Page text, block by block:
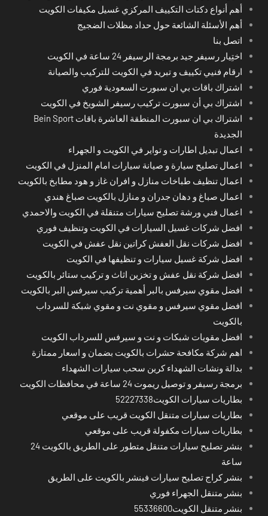
أهم أنواع دكتات التكييف المركزي غسيل مكيفات الكويت
أهم الأسئلة الشائعة حول حداد مظلات الضجيج
اتصل بنا
اختِيار رسيفر جيد برمجة الرسيفر 24 ساعة في الكويت
ارقام فنيي تكييف و تبريد في الكويت للتركيب والصيانة
اشتراك باقات بي ان سبورت السعودية فوري
اشتراك بي أن سبورت تركيب رسيفر الشويخ في الكويت
اشتراك بي ان سبورت المنطقة العاشرة باقات Bein Sport
الجديدة
اعمال تبديل اطارات و تواير في الكويت و الجهراء
اعمال تصليح سيارة و صيانة سيارات امام المنزل في الكويت
اعمال تنظيف طباخات منازل و افران غاز و هود مطابخ بالكويت
اعمال صباغ و دهان جدران و منازل بالكويت صباغ هندي
اعمال فني ورشة تصليح سيارات متنقلة في الكويت والاحمدي
افضل شركات غسيل السيارات في الكويت وتنظيف فوري
افضل شركات نقل العفش كراتين نقل عفش في الكويت
افضل شركة غسيل سيارات و تنظيفها في الكويت
افضل شركة نقل عفش و تخزين اثاث و تركيب ستائر بالكويت
افضل مقوي سيرفس بالبر أهمية تركيب سيرفس البر بالكويت
افضل مقوي سيرفس و مقوي نت و مقوي شبكة للسرداب
بالكويت
افضل مقويات شبكات و نت و سيرفس للسرداب الكويت
اهم شركة مكافحة حشرات بالكويت بضمان و اسعار ممتازة
بدالة ونشات الشهداء كرين سحب سيارات الشهداء
برمجة رسيفر و توصيل ريموت 24 ساعة في محافظات الكويت
بطاريات سيارات الكويت52227338
بطاريات سيارات متنقل الكويت قريب على موقعي
بطاريات سيارات مكفولة قريب على موقعي
بنشر تصليح سيارات متنقل متطور على الطريق بالكويت 24
ساعة
بنشر كراج تصليح سيارات فينشر بالكويت على الطريق
بنشر متنقل الجهراء فوري
بنشر متنقل الكويت55336600